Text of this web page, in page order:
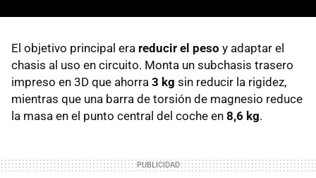
El objetivo principal era reducir el peso y adaptar el
chasis al uso en circuito. Monta un subchasis trasero
impreso en 3D que ahorra 3 kg sin reducir la rigidez,
mientras que una barra de torsión de magnesio reduce
la masa en el punto central del coche en 8,6 kg.